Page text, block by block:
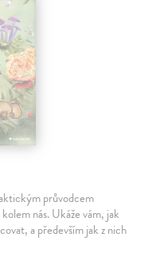
průvodcem
nás. Ukáže vám, jak
a především jak z nich